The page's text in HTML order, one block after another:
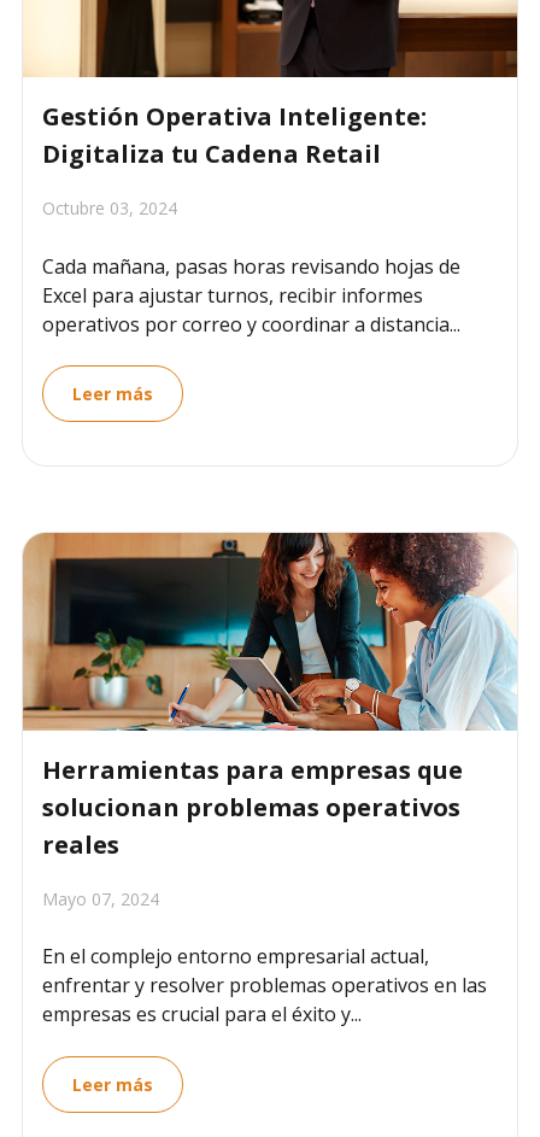
Gestión Operativa Inteligente:
Digitaliza tu Cadena Retail
Octubre 03, 2024
Cada mañana, pasas horas revisando hojas de
Excel para ajustar turnos, recibir informes
operativos por correo y coordinar a distancia...
Leer más
Herramientas para empresas que
solucionan problemas operativos
reales
Mayo 07, 2024
En el complejo entorno empresarial actual,
enfrentar y resolver problemas operativos en las
empresas es crucial para el éxito y...
Leer más